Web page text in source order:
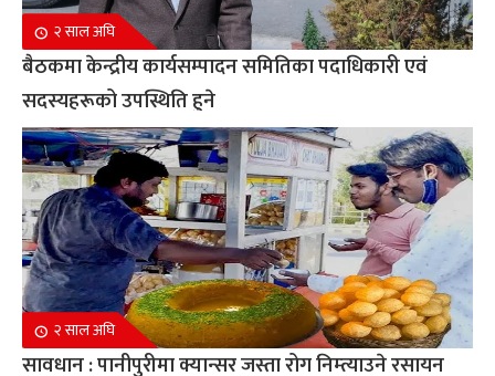
२ साल अघि
बैठकमा केन्द्रीय कार्यसम्पादन समितिका पदाधिकारी एवं
सदस्यहरूको उपस्थिति हुने
२ साल अघि
सावधान : पानीपुरीमा क्यान्सर जस्ता रोग निम्त्याउने रसायन